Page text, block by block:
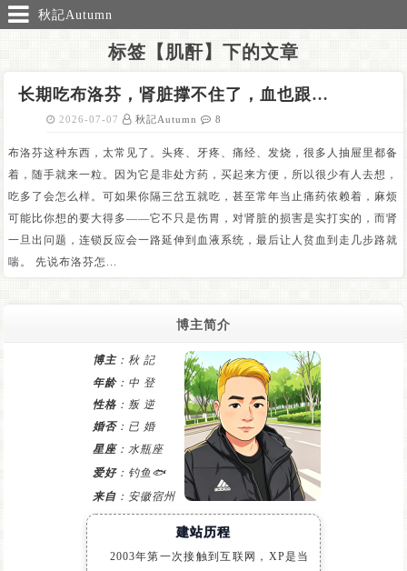
秋記Autumn
标签【肌酐】下的文章
长期吃布洛芬，肾脏撑不住了，血也跟着出问题
2026-07-07 秋記Autumn 8
布洛芬这种东西，太常见了。头疼、牙疼、痛经、发烧，很多人抽屉里都备
着，随手就来一粒。因为它是非处方药，买起来方便，所以很少有人去想，
吃多了会怎么样。可如果你隔三岔五就吃，甚至常年当止痛药依赖着，麻烦
可能比你想的要大得多——它不只是伤胃，对肾脏的损害是实打实的，而肾
一旦出问题，连锁反应会一路延伸到血液系统，最后让人贫血到走几步路就
喘。 先说布洛芬怎...
博主简介
博主：秋 記
年龄：中 登
性格 ：叛 逆
婚否：已 婚
星座：水瓶座
爱好：钓鱼🐟
来自 ：安徽宿州
建站历程
2003年第一次接触到互联网，XP是当